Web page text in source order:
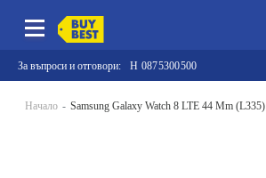
За въпроси и отговори: 0875300500
Начало Samsung Galaxy Watch 8 LTE 44 Mm (L335)